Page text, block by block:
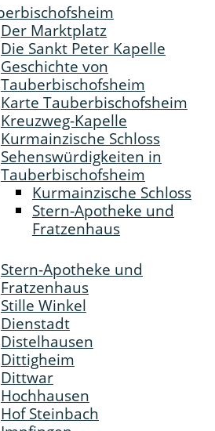
Der Marktplatz
Die Sankt Peter Kapelle
Geschichte von
Tauberbischofsheim
Karte Tauberbischofsheim
Kreuzweg-Kapelle
Kurmainzische Schloss
Sehenswürdigkeiten in
Tauberbischofsheim
Kurmainzische Schloss
Stern-Apotheke und
Fratzenhaus
Stern-Apotheke und
Fratzenhaus
Stille Winkel
Dienstadt
Distelhausen
Dittigheim
Dittwar
Hochhausen
Hof Steinbach